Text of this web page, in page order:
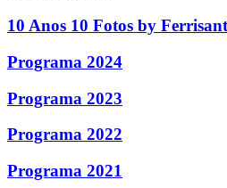
10 Anos 10 Fotos by Ferrisant
Programa 2024
Programa 2023
Programa 2022
Programa 2021